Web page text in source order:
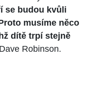
se budou kvůli
musíme něco
dítě trpí stejně
Robinson.